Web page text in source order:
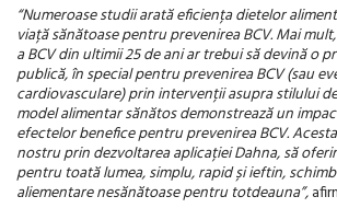
“Numeroase studii arată eficiența dietelor
viață sănătoase pentru prevenirea BCV. Mai
a BCV din ultimii 25 de ani ar trebui să devină o
publică, în special pentru prevenirea BCV (sau
cardiovasculare) prin intervenții asupra stilului
model alimentar sănătos demonstrează un
efectelor benefice pentru prevenirea BCV.
nostru prin dezvoltarea aplicației Dahna, să
pentru toată lumea, simplu, rapid și ieftin,
aliementare nesănătoase pentru totdeauna”,